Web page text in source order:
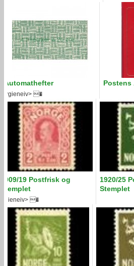
Automathefter Postens
Hygieneiv> �
1909/19 Postfrisk og
Stemplet
1920/25
Stemplet
Hygieneiv> �